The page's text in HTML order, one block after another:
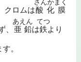
クロムは酸化膜
さんかまく
、 亜鉛
あえん
は鉄
てつ
より
。